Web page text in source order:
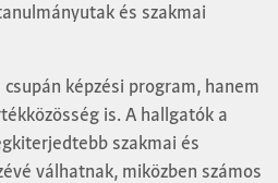
és szakmai
képzési program, hanem
is. A hallgatók a
szakmai és
válhatnak, miközben számos